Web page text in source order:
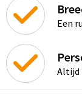
Een
Altijd